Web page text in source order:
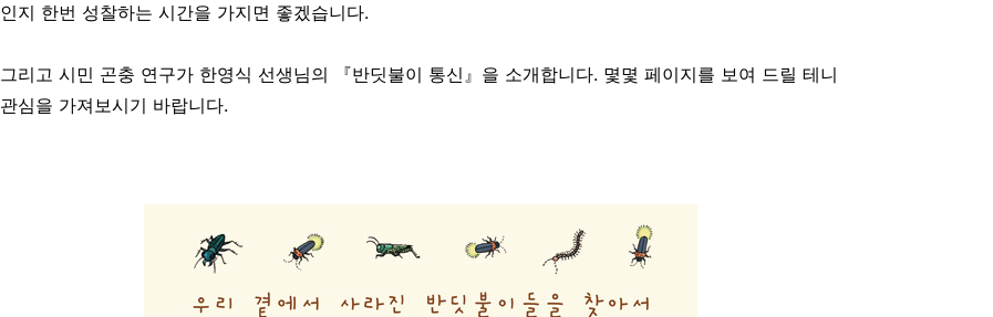
인지 한번 성찰하는 시간을 가지면 좋겠습니다.
그리고 시민 곤충 연구가 한영식 선생님의 『반딧불이 통신』을 소개합니다. 몇몇 페이지를 보여 드릴 테니
관심을 가져보시기 바랍니다.